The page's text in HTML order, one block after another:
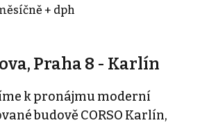
+ dph
Praha 8 - Karlín
k pronájmu moderní
budově CORSO Karlín,